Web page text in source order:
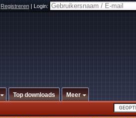
Registreren|Login:
Top downloads Meer